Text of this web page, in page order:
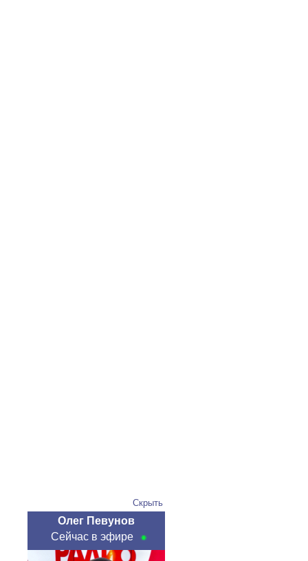
Скрыть
Олег Певунов
Сейчас в эфире